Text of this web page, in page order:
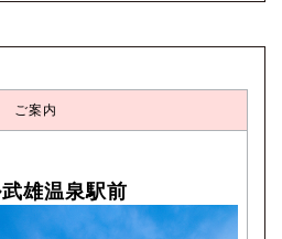
ご案内
雄温泉駅前